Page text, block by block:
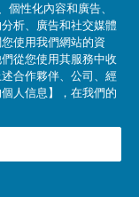
性化內容和廣告、
析、廣告和社交媒體
使用我們網站的資
從您使用其服務中收
合作夥伴、公司、經
人信息】，在我們的